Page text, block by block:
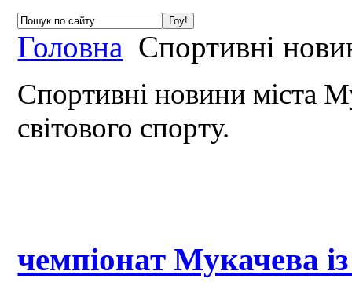
Головна Спортивні
Спортивні новини міста
світового спорту.
чемпіонат Мукачева